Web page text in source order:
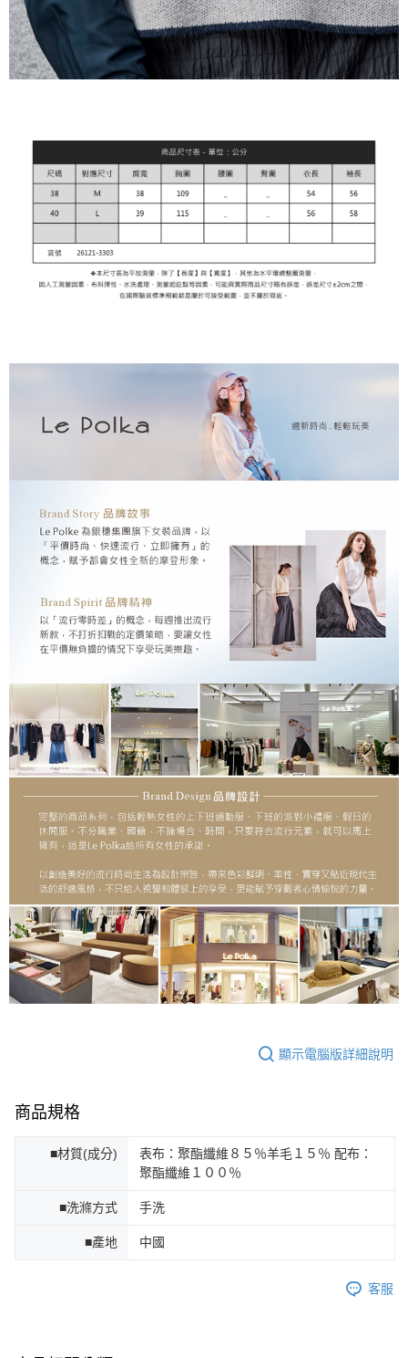
顯示電腦版詳細說明
商品規格
■材質(成分)
表布：聚酯纖維８５％羊毛１５％ 配布：
聚酯纖維１００％
■洗滌方式 手洗
■產地 中國
客服